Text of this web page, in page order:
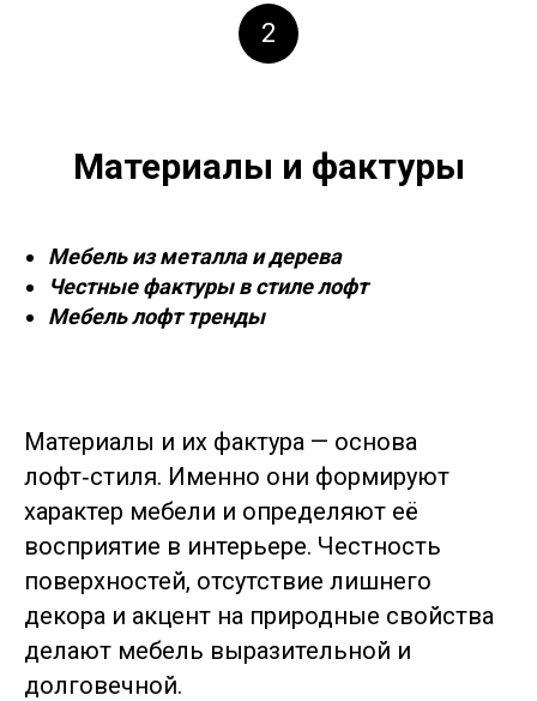
2
Материалы и фактуры
Мебель из металла и дерева
Честные фактуры в стиле лофт
Мебель лофт тренды
Материалы и их фактура — основа
лофт‑стиля. Именно они формируют
характер мебели и определяют её
восприятие в интерьере. Честность
поверхностей, отсутствие лишнего
декора и акцент на природные свойства
делают мебель выразительной и
долговечной.